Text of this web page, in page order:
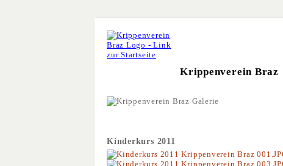
Krippenverein Braz
Kinderkurs 2011